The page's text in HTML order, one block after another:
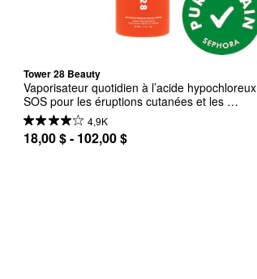
Tower 28 Beauty
Vaporisateur quotidien à l’acide hypochloreux
SOS pour les éruptions cutanées et les
rougeurs
4,9K
18,00 $ - 102,00 $